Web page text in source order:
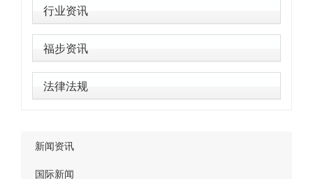
行业资讯
福步资讯
法律法规
新闻资讯
国际新闻